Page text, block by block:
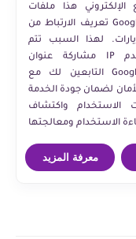
حي الفرسان: هل كل
هذا ملفات
تعريف الارتباط من Google لتقديم خدماته
لهذا السبب تتم
مشاركة عنوان IP ووكيل المستخدم
التابعين لك مع Google بالإضافة إلى
لضمان جودة الخدمة
الاستخدام واكتشاف
معرفة المزيد